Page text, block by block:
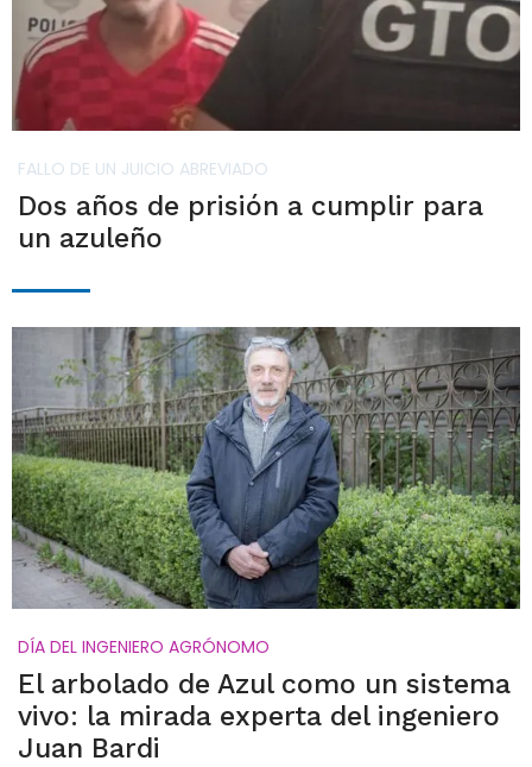
FALLO DE UN JUICIO ABREVIADO
Dos años de prisión a cumplir para
un azuleño
DÍA DEL INGENIERO AGRÓNOMO
El arbolado de Azul como un sistema
vivo: la mirada experta del ingeniero
Juan Bardi